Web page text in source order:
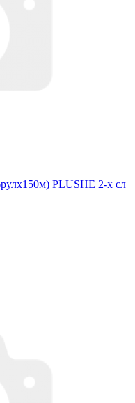
PLUSHE 2-х сл